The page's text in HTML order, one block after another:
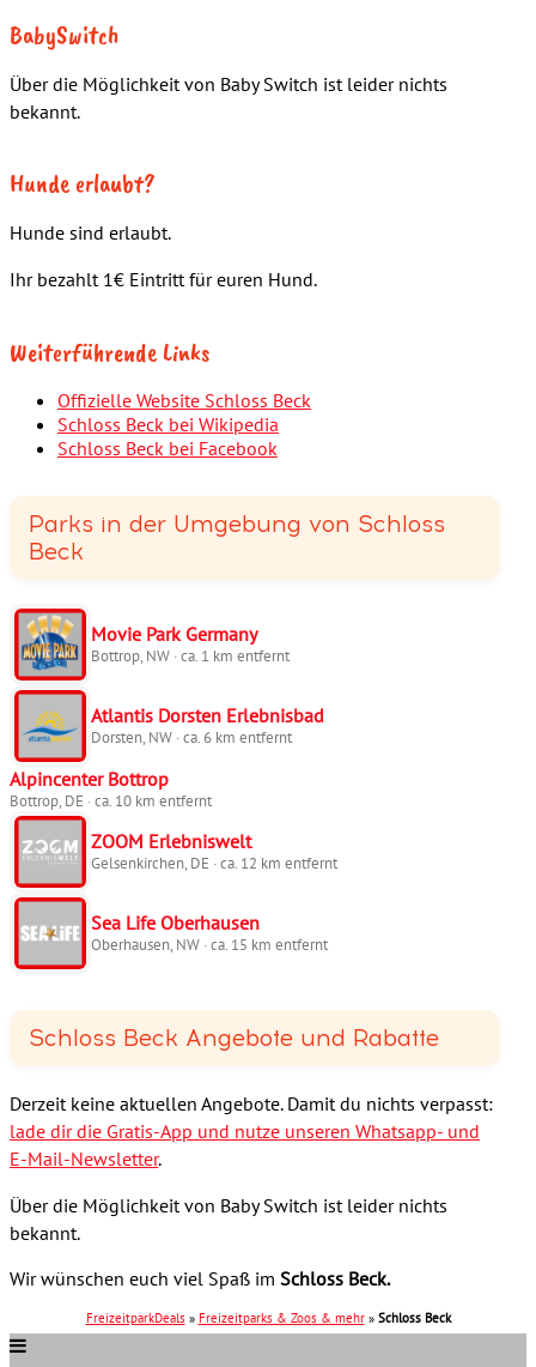
BabySwitch
Über die Möglichkeit von Baby Switch ist leider nichts
bekannt.
Hunde erlaubt?
Hunde sind erlaubt.
Ihr bezahlt 1€ Eintritt für euren Hund.
Weiterführende Links
Offizielle Website Schloss Beck
Schloss Beck bei Wikipedia
Schloss Beck bei Facebook
Parks in der Umgebung von Schloss
Beck
Movie Park Germany
Bottrop, NW · ca. 1 km entfernt
Atlantis Dorsten Erlebnisbad
Dorsten, NW · ca. 6 km entfernt
Alpincenter Bottrop
Bottrop, DE · ca. 10 km entfernt
ZOOM Erlebniswelt
Gelsenkirchen, DE · ca. 12 km entfernt
Sea Life Oberhausen
Oberhausen, NW · ca. 15 km entfernt
Schloss Beck Angebote und Rabatte
Derzeit keine aktuellen Angebote. Damit du nichts verpasst:
lade dir die Gratis-App und nutze unseren Whatsapp- und
E-Mail-Newsletter.
Über die Möglichkeit von Baby Switch ist leider nichts
bekannt.
Wir wünschen euch viel Spaß im Schloss Beck.
FreizeitparkDeals » Freizeitparks & Zoos & mehr» Schloss Beck